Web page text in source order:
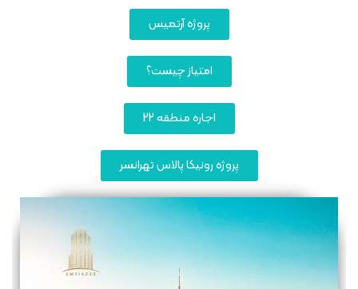
پروژه آرتمیس
امتیاز چیست؟
اجاره منطقه 22
پروژه رونیکا پالاس تهرانسر